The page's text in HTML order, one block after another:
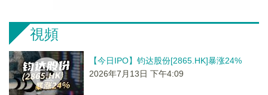
視頻
【今日IPO】钧达股份[2865.HK]暴涨24%
2026年7月13日 下午4:09